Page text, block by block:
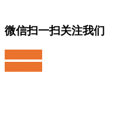
微信扫一扫关注我们